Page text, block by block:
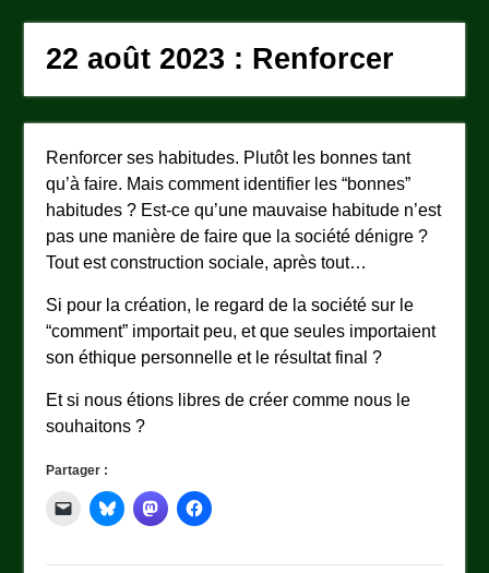
22 août 2023 : Renforcer
Renforcer ses habitudes. Plutôt les bonnes tant
qu’à faire. Mais comment identifier les “bonnes”
habitudes ? Est-ce qu’une mauvaise habitude n’est
pas une manière de faire que la société dénigre ?
Tout est construction sociale, après tout…
Si pour la création, le regard de la société sur le
“comment” importait peu, et que seules importaient
son éthique personnelle et le résultat final ?
Et si nous étions libres de créer comme nous le
souhaitons ?
Partager :